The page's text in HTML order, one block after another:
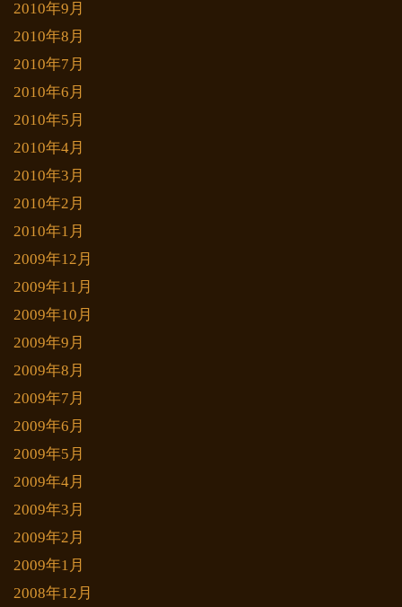
2010年9月
2010年8月
2010年7月
2010年6月
2010年5月
2010年4月
2010年3月
2010年2月
2010年1月
2009年12月
2009年11月
2009年10月
2009年9月
2009年8月
2009年7月
2009年6月
2009年5月
2009年4月
2009年3月
2009年2月
2009年1月
2008年12月